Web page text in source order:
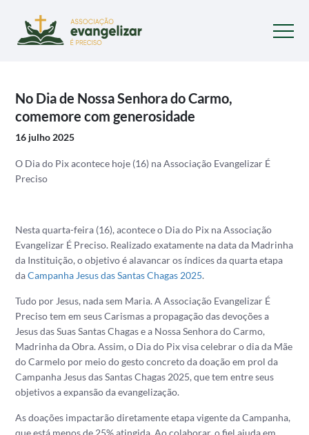
No Dia de Nossa Senhora do Carmo,
comemore com generosidade
16 julho 2025
O Dia do Pix acontece hoje (16) na Associação Evangelizar É
Preciso
Nesta quarta-feira (16), acontece o Dia do Pix na Associação
Evangelizar É Preciso. Realizado exatamente na data da Madrinha
da Instituição, o objetivo é alavancar os índices da quarta etapa
daCampanha Jesus das Santas Chagas 2025.
Tudo por Jesus, nada sem Maria. A Associação Evangelizar É
Preciso tem em seus Carismas a propagação das devoções a
Jesus das Suas Santas Chagas e a Nossa Senhora do Carmo,
Madrinha da Obra. Assim, o Dia do Pix visa celebrar o dia da Mãe
do Carmelo por meio do gesto concreto da doação em prol da
Campanha Jesus das Santas Chagas 2025, que tem entre seus
objetivos a expansão da evangelização.
As doações impactarão diretamente etapa vigente da Campanha,
que está menos de 25% atingida. Ao colaborar, o fiel ajuda em